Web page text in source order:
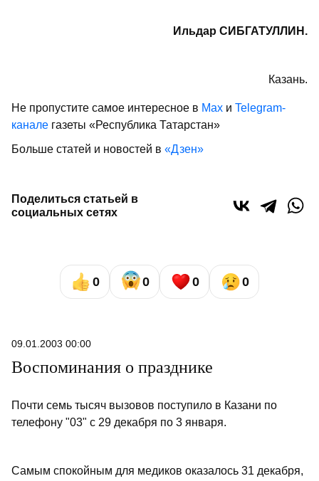
Ильдар СИБГАТУЛЛИН.
Казань.
Не пропустите самое интересное в Max и Telegram-
канале газеты «Республика Татарстан»
Больше статей и новостей в «Дзен»
Поделиться статьей в
социальных сетях
0 0 0 0
09.01.2003 00:00
Воспоминания о празднике
Почти семь тысяч вызовов поступило в Казани по
телефону "03" с 29 декабря по 3 января.
Самым спокойным для медиков оказалось 31 декабря,